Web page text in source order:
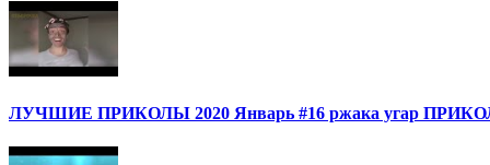
ЛУЧШИЕ ПРИКОЛЫ 2020 Январь #16 ржака угар